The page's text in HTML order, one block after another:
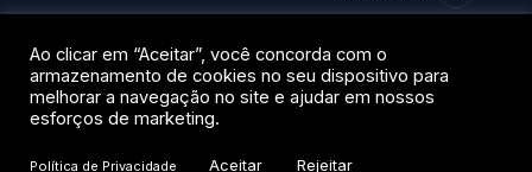
© 2026 BlockTrends · Uma vertical do grupo QR Capital.
Todos os direitos reservados.
PrivacidadeTermos
Ao clicar em “Aceitar”, você concorda com o
armazenamento de cookies no seu dispositivo para
melhorar a navegação no site e ajudar em nossos
esforços de marketing.
Política de Privacidade Aceitar Rejeitar